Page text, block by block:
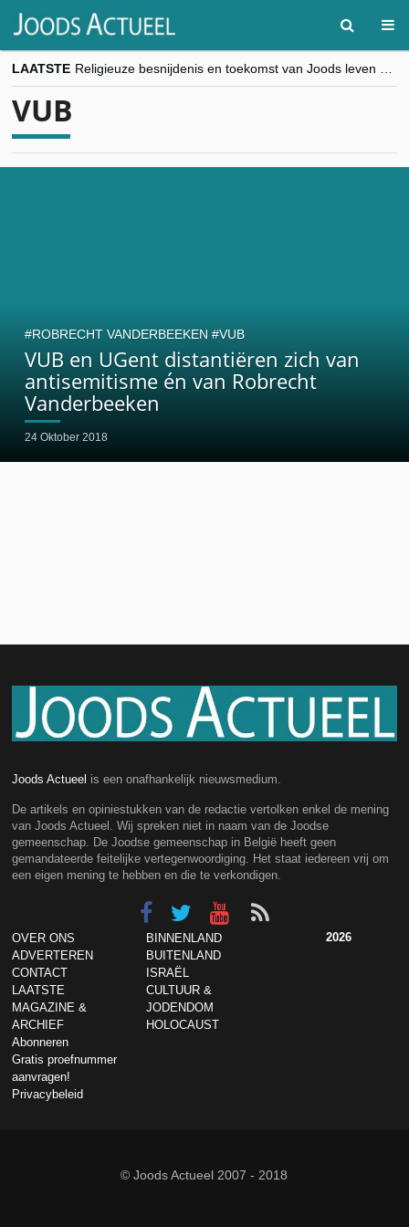
LAATSTE
“Besnijdenisdebat toont hoe moeilijk seculiere Westen minderheden begrijpt”, Jinnih Beels (Vooruit)
VUB
VUB en UGent distantiëren zich van
antisemitisme én van Robrecht
Vanderbeeken
24 Oktober 2018
ROBRECHT VANDERBEEKEN VUB
Joods Actueel is een onafhankelijk nieuwsmedium.
De artikels en opiniestukken van de redactie vertolken enkel de mening
van Joods Actueel. Wij spreken niet in naam van de Joodse
gemeenschap. De Joodse gemeenschap in België heeft geen
gemandateerde feitelijke vertegenwoordiging. Het staat iedereen vrij om
een eigen mening te hebben en die te verkondigen.
OVER ONS
ADVERTEREN
CONTACT
LAATSTE
MAGAZINE &
ARCHIEF
Abonneren
Gratis proefnummer
aanvragen!
Privacybeleid
BINNENLAND
BUITENLAND
ISRAËL
CULTUUR &
JODENDOM
HOLOCAUST
2026
© Joods Actueel 2007 - 2018